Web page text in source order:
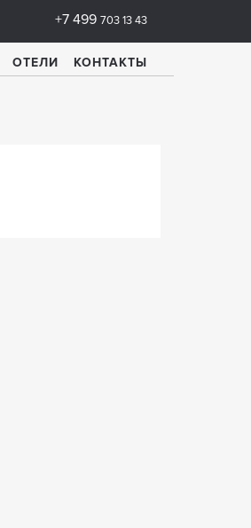
+7 499 703 13 43
ОТЕЛИ КОНТАКТЫ